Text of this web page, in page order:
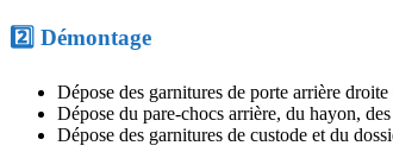
2️⃣ Démontage
Dépose des garnitures de porte arrière
Dépose du pare-chocs arrière, du hayon,
Dépose des garnitures de custode et du